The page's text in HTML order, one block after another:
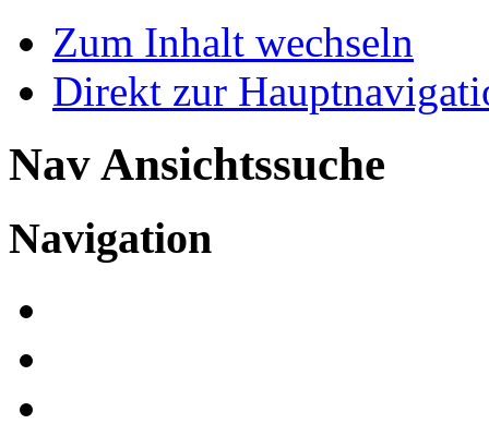
Zum Inhalt wechseln
Direkt zur
Nav Ansichtssuche
Navigation